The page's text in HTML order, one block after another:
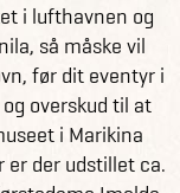
i lufthavnen og
så måske vil
før dit eventyr i
overskud til at
i Marikina
er der udstillet ca.